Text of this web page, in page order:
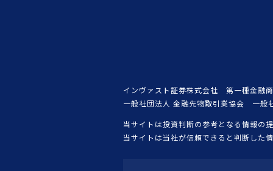
インヴァスト証券株式会社 第一種金融
一般社団法人 金融先物取引業協会 一
当サイトは投資判断の参考となる情報の
当サイトは当社が信頼できると判断した